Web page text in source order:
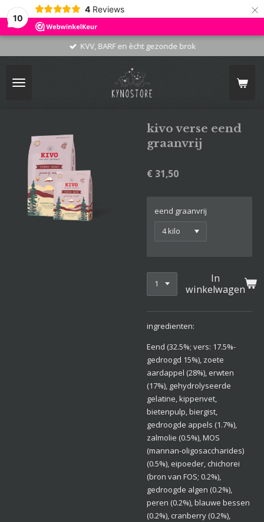
10
4 Reviews ×
KVV, BARF en ècht gezonde brok
kivo verse eend
graanvrij
€ 31,50
eend graanvrij
In
winkelwagen
ingredienten:
Eend (32.5%; vers: 17.5%-
gedroogd 15%), zoete
aardappel (28%), erwten
(17%), gehydrolyseerde
gelatine, kippenvet,
bietenpulp, biergist,
gedroogde appels (1.7%),
zalmolie (0.5%), MOS
(mannan-oligosaccharides)
(0.5%), eipoeder, chichorei
(bron van FOS; 0.2%),
gedroogde algen (0.2%),
peren (0.2%), blauwe bessen
(0.2%), cranberry (0.2%),